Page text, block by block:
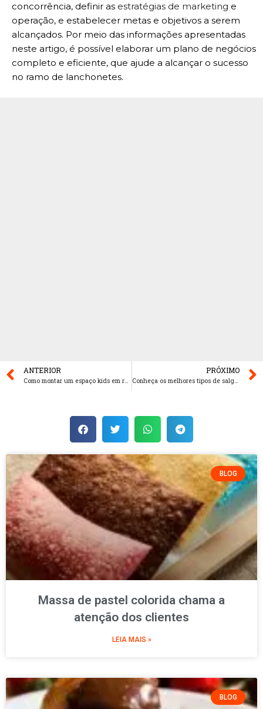
concorrência, definir as estratégias de marketing e
operação, e estabelecer metas e objetivos a serem
alcançados. Por meio das informações apresentadas
neste artigo, é possível elaborar um plano de negócios
completo e eficiente, que ajude a alcançar o sucesso
no ramo de lanchonetes.
ANTERIOR
Como montar um espaço kids em restaurantes: dicas e passo a passo
PRÓXIMO
Conheça os melhores tipos de salgados para vender em sua lanchonete
BLOG
Massa de pastel colorida chama a
atenção dos clientes
LEIA MAIS »
BLOG